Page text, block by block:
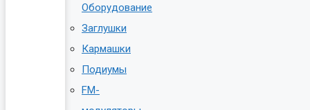
Оборудование
Заглушки
Кармашки
Подиумы
FM-